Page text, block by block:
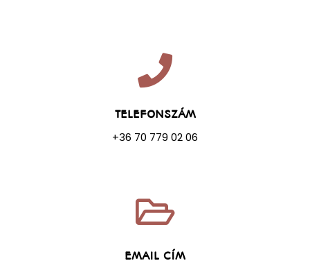
TELEFONSZÁM
+36 70 779 02 06
EMAIL CÍM